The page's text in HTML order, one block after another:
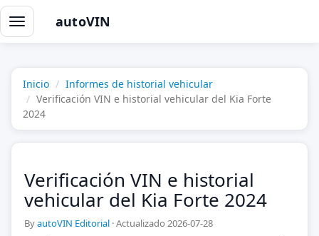
Alternar
navegación
autoVIN
Inicio
Informes de historial vehicular
Verificación VIN e historial vehicular del Kia Forte
2024
Verificación VIN e historial
vehicular del Kia Forte 2024
ByautoVIN Editorial ·Actualizado 2026-07-28